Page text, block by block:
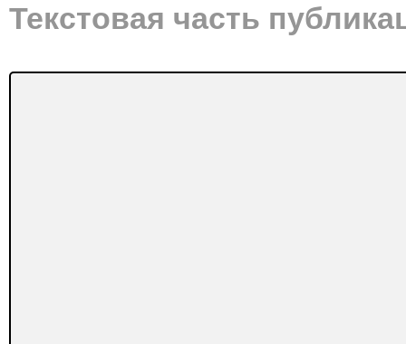
Текстовая часть